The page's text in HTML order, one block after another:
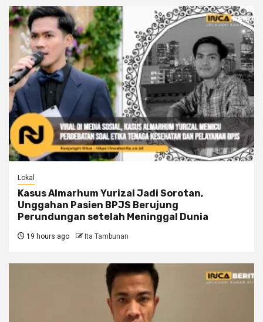
Lokal
Kasus Almarhum Yurizal Jadi Sorotan,
Unggahan Pasien BPJS Berujung
Perundungan setelah Meninggal Dunia
19 hours ago Ita Tambunan